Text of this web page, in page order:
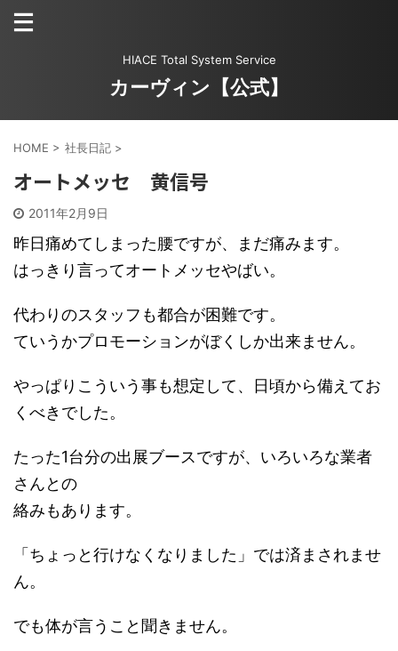
HIACE Total System Service
カーヴィン【公式】
HOME > 社長日記 >
オートメッセ 黄信号
2011年2月9日
昨日痛めてしまった腰ですが、まだ痛みます。
はっきり言ってオートメッセやばい。
代わりのスタッフも都合が困難です。
ていうかプロモーションがぼくしか出来ません。
やっぱりこういう事も想定して、日頃から備えてお
くべきでした。
たった1台分の出展ブースですが、いろいろな業者
さんとの
絡みもあります。
「ちょっと行けなくなりました」では済まされませ
ん。
でも体が言うこと聞きません。